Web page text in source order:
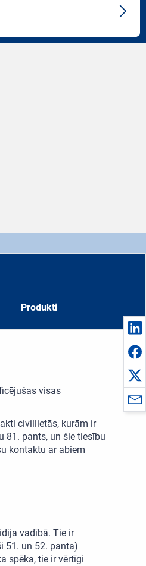
Produkti
visas
civillietās, kurām ir
81. pants, un šie tiesību
kontaktu ar abiem
vadībā. Tie ir
51. un 52. panta)
spēka, tie ir vērtīgi